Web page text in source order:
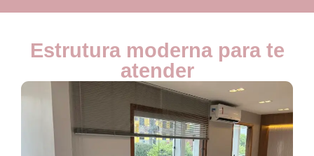
Estrutura moderna para te
atender